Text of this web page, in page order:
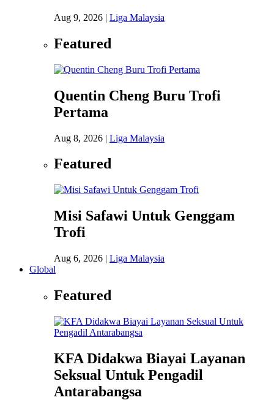
Aug 9, 2026 | Liga Malaysia
Featured
Quentin Cheng Buru Trofi
Pertama
Aug 8, 2026 | Liga Malaysia
Featured
Misi Safawi Untuk Genggam
Trofi
Aug 6, 2026 | Liga Malaysia
Global
Featured
KFA Didakwa Biayai Layanan
Seksual Untuk Pengadil
Antarabangsa